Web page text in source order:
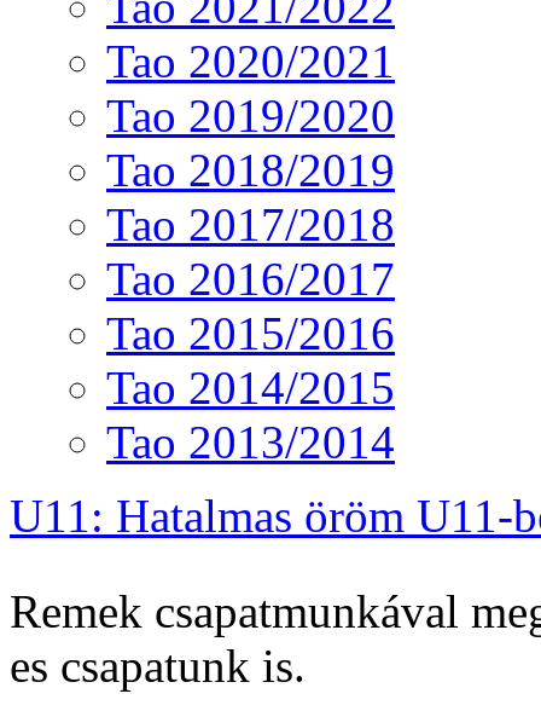
Tao 2020/2021
Tao 2019/2020
Tao 2018/2019
Tao 2017/2018
Tao 2016/2017
Tao 2015/2016
Tao 2014/2015
Tao 2013/2014
U11: Hatalmas öröm U11-
Remek csapatmunkával
es csapatunk is.